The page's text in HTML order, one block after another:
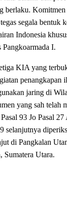
berlaku.
segala bentuk
Indonesia
I.
KIA yang
penangkapan
jaring di
yang sah telah
93 Jo Pasal
selanjutnya
di Pangkalan
Sumatera Utara.